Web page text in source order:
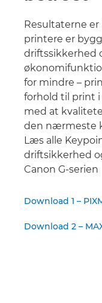
Resultaterne er
printere er
driftssikkerhed
for mindre –
forhold til print
med at
den nærmeste
Læs alle
driftsikkerhed
Canon G-serien
Download 1 –
Download 2 –